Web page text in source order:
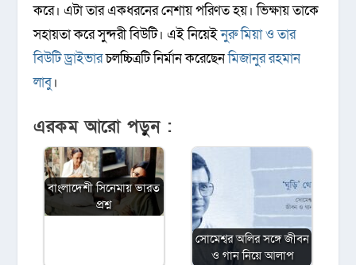
করে। এটা তার একধরনের নেশায় পরিণত হয়। ভিক্ষায় তাকে
সহায়তা করে সুন্দরী বিউটি। এই নিয়েইনুরু মিয়া ও তার
বিউটি ড্রাইভারচলচ্চিত্রটি নির্মান করেছেনমিজানুর রহমান
লাবু।
এরকম আরো পড়ুন :
বাংলাদেশী সিনেমায় ভারত
প্রশ্ন
সোমেশ্বর অলির সঙ্গে জীবন
ও গান নিয়ে আলাপ